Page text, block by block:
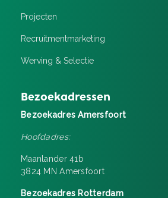
Projecten
Recruitment­marketing
Werving & Selectie
Bezoekadressen
Bezoekadres Amersfoort
Hoofdadres:
Maanlander 41b
3824 MN Amersfoort
Bezoekadres Rotterdam